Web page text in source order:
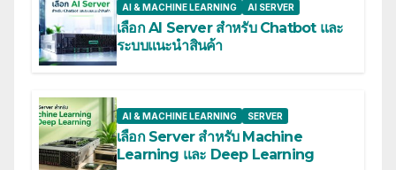
AI & MACHINE LEARNING AI SERVER
เลือก AI Server สำหรับ Chatbot และ
ระบบแนะนำสินค้า
AI & MACHINE LEARNING SERVER
เลือก Server สำหรับ Machine
Learning และ Deep Learning